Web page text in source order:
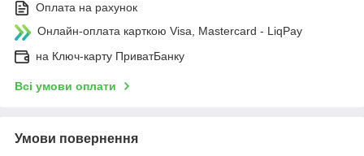
Оплата на рахунок
Онлайн-оплата карткою Visa, Mastercard - LiqPay
на Ключ-карту ПриватБанку
Всі умови оплати
Умови повернення